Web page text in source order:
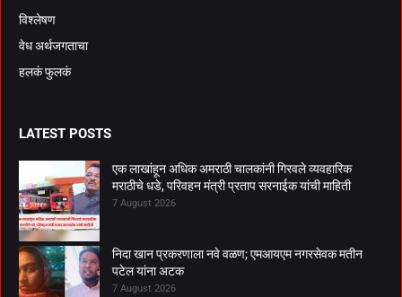
विश्लेषण
वेध अर्थजगताचा
हलकं फुलकं
LATEST POSTS
एक लाखांहून अधिक अमराठी चालकांनी गिरवले व्यवहारिक
मराठीचे धडे, परिवहन मंत्री प्रताप सरनाईक यांची माहिती
7 August 2026
निदा खान प्रकरणाला नवे वळण; एमआयएम नगरसेवक मतीन
पटेल यांना अटक
7 August 2026